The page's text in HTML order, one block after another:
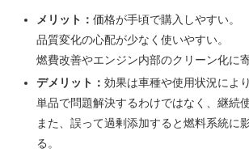
メリット： 価格が手頃で購入しやすい。
品質変化の心配が少なく使いやすい。
燃費改善やエンジン内部のクリーン化に寄
デメリット： 効果は車種や使用状況によ
単品で問題解決するわけではなく、継続
また、誤って過剰添加すると燃料系統に
る。